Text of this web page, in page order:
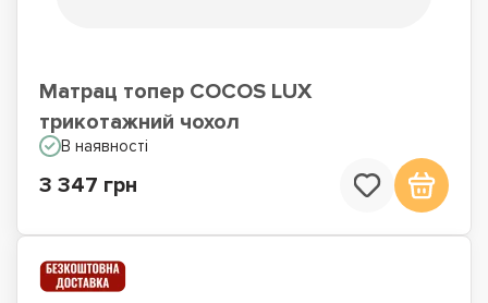
Матрац топер COCOS LUX
трикотажний чохол
В наявності
3 347 грн